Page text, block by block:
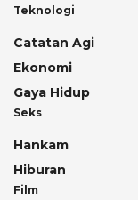
Teknologi
Catatan Agi
Ekonomi
Gaya Hidup
Seks
Hankam
Hiburan
Film